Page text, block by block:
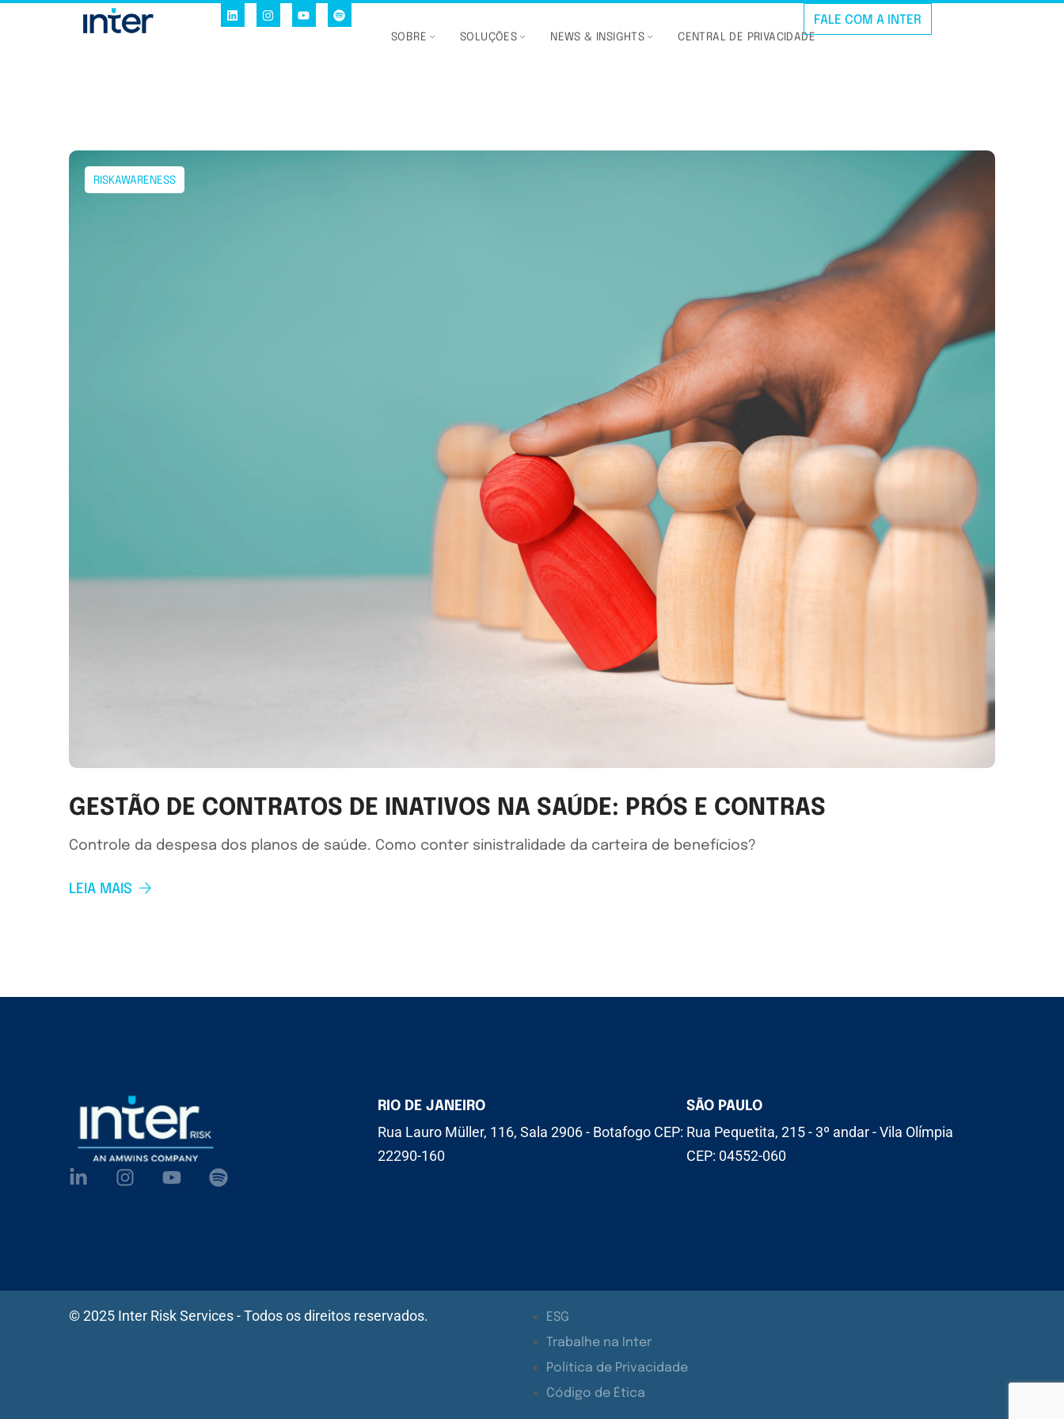
SOBRE SOLUÇÕES NEWS & INSIGHTS CENTRAL DE PRIVACIDADE
FALE COM A INTER
RISKAWARENESS
GESTÃO DE CONTRATOS DE INATIVOS NA SAÚDE: PRÓS E CONTRAS
Controle da despesa dos planos de saúde. Como conter sinistralidade da carteira de benefícios?
LEIA MAIS
RIO DE JANEIRO
Rua Lauro Müller, 116, Sala 2906 - Botafogo CEP:
22290-160
SÃO PAULO
Rua Pequetita, 215 - 3º andar - Vila Olímpia
CEP: 04552-060
© 2025 Inter Risk Services - Todos os direitos reservados.
ESG
Trabalhe na Inter
Política de Privacidade
Código de Ética